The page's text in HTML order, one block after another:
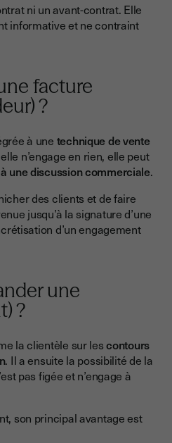
ni un avant-contrat. Elle
informative et ne contraint
facture
?
à une technique de vente
n’engage en rien, elle peut
une discussion commerciale.
des clients et de faire
jusqu’à la signature d’une
d’un engagement
une
?
la clientèle sur lescontours
. Il a ensuite la possibilité de la
pas figée et n’engage à
son principal avantage est